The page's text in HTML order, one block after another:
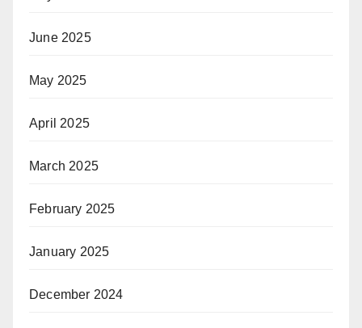
June 2025
May 2025
April 2025
March 2025
February 2025
January 2025
December 2024